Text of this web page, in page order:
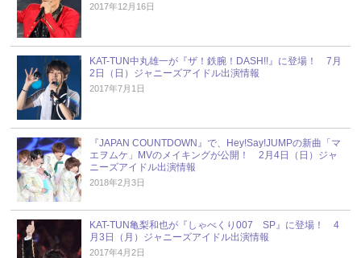
2017年12月16日
KAT-TUN中丸雄一が『ザ！鉄腕！DASH!!』に登場！ 7月
2日（日）ジャニーズアイドル出演情報
2017年7月1日
『JAPAN COUNTDOWN』で、Hey!Say!JUMPの新曲「マ
エヲムケ」MVのメイキングが公開！ 2月4日（日）ジャ
ニーズアイドル出演情報
2018年2月3日
KAT-TUN亀梨和也が『しゃべくり007 SP』に登場！ 4
月3日（月）ジャニーズアイドル出演情報
2017年4月2日